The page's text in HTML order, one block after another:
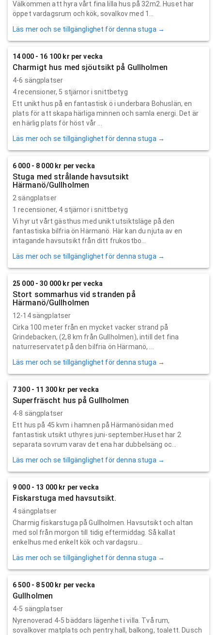
Välkommen att hyra vårt fina lilla hus på 32m2. Huset har
öppet vardagsrum och kök, sovalkov med 1...
Läs mer och se tillgänglighet för denna stuga →
14 000 - 16 100 kr per vecka
Charmigt hus med sjöutsikt på Gullholmen
4-6 sängplatser
4recensioner, 5 stjärnor i snittbetyg
Ett unikt hus på en fantastisk ö i underbara Bohuslän, en
plats för att skapa härliga minnen och samla energi. Det är
en härlig plats för höst vår ...
Läs mer och se tillgänglighet för denna stuga →
6 000 - 8 000 kr per vecka
Stuga med strålande havsutsikt
Härmanö/Gullholmen
2 sängplatser
1 recensioner, 4 stjärnor i snittbetyg
Vi hyr ut vårt gästhus med unikt utsiktsläge på den
fantastiska bilfria ön Härmanö. Här kan du njuta av en
intagande havsutsikt från ditt frukostbo...
Läs mer och se tillgänglighet för denna stuga →
25 000 - 30 000 kr per vecka
Stort sommarhus vid stranden på
Härmanö/Gullholmen
12-14 sängplatser
Cirka 100 meter från en mycket vacker strand på
Grindebacken, (2,8 km från Gullholmen), intill det fina
naturreservatet på den bilfria ön Härmanö, ...
Läs mer och se tillgänglighet för denna stuga →
7 300 - 11 300 kr per vecka
Superfräscht hus på Gullholmen
4-8 sängplatser
Ett hus på 45 kvm i hamnen på Härmanösidan med
fantastisk utsikt uthyres juni-september.Huset har 2
separata sovrum varav det ena har dubbelsäng oc...
Läs mer och se tillgänglighet för denna stuga →
9 000 - 13 000 kr per vecka
Fiskarstuga med havsutsikt.
4 sängplatser
Charmig fiskarstuga på Gullholmen. Havsutsikt och altan
med sol från morgon till tidig eftermiddag. Så kallat
enkelhus med enkelt kök och vardagsru...
Läs mer och se tillgänglighet för denna stuga →
6 500 - 8 500 kr per vecka
Gullholmen
4-5 sängplatser
Nyrenoverad 4-5 bäddars lägenhet i villa. Två rum,
sovalkover matplats och pentry.hall, balkong, toalett. Dusch